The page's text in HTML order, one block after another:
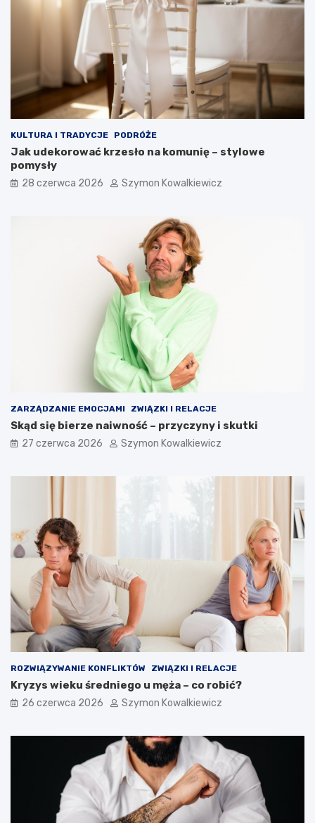
KULTURA I TRADYCJE PODRÓŻE
Jak udekorować krzesło na komunię – stylowe
pomysły
28 czerwca 2026 Szymon Kowalkiewicz
ZARZĄDZANIE EMOCJAMI ZWIĄZKI I RELACJE
Skąd się bierze naiwność – przyczyny i skutki
27 czerwca 2026 Szymon Kowalkiewicz
ROZWIĄZYWANIE KONFLIKTÓW ZWIĄZKI I RELACJE
Kryzys wieku średniego u męża – co robić?
26 czerwca 2026 Szymon Kowalkiewicz